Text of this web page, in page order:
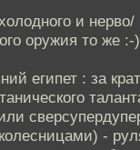
и нерво/
оружия то же
египет : за
-